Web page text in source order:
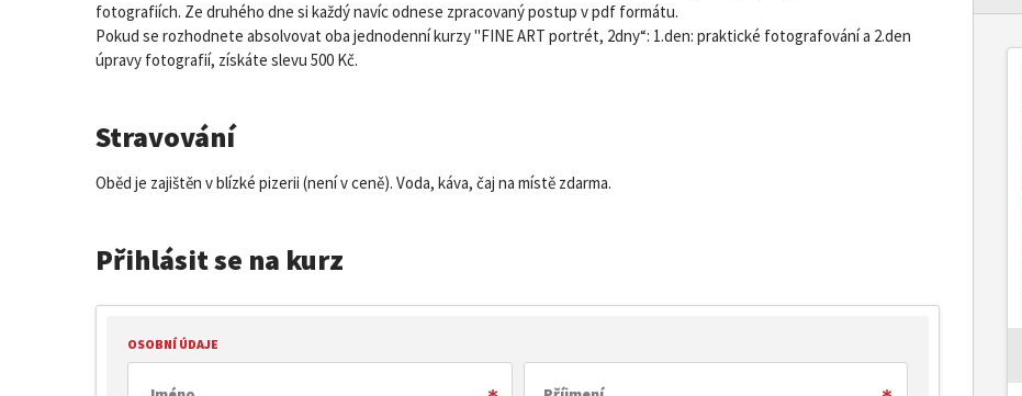
fotografiích. Ze druhého dne si každý navíc odnese zpracovaný postup v pdf formátu.
Pokud se rozhodnete absolvovat oba jednodenní kurzy "FINE ART portrét, 2dny“: 1.den: praktické fotografování a 2.den
úpravy fotografií, získáte slevu 500 Kč.
Stravování
Oběd je zajištěn v blízké pizerii (není v ceně). Voda, káva, čaj na místě zdarma.
Přihlásit se na kurz
OSOBNÍ ÚDAJE